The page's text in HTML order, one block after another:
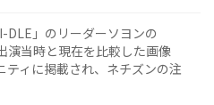
DLE」のリーダーソヨンの
演当時と現在を比較した画像
ィに掲載され、ネチズンの注